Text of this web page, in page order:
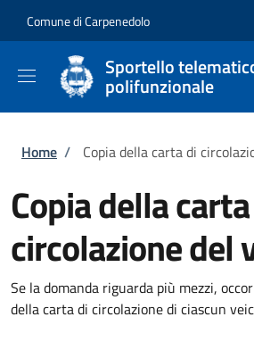
Comune di Carpenedolo
Sportello
polifunzionale
Briciole di pane
Home / Copia della carta di
Copia della
circolazione del
Se la domanda riguarda più mezzi,
della carta di circolazione di ciascun